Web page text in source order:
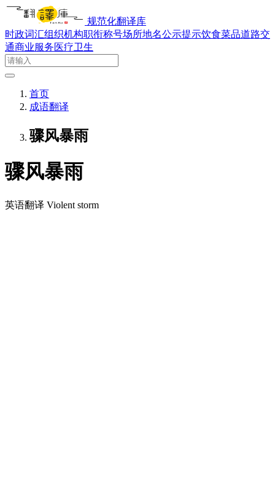
规范化翻译库
时政词汇组织机构职衔称号场所地名公示提示饮食菜品道路交
通商业服务医疗卫生
首页
成语翻译
骤风暴雨
骤风暴雨
英语翻译 Violent storm